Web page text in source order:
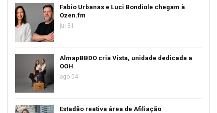
Fabio Urbanas e Luci Bondiole chegam à
Ozen.fm
jul 31
AlmapBBDO cria Vista, unidade dedicada a
OOH
ago 04
Estadão reativa área de Afiliação